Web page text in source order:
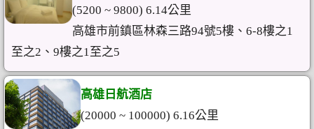
(5200 ~ 9800) 6.14公里
高雄市前鎮區林森三路94號5樓、6-8樓之1
至之2、9樓之1至之5
高雄日航酒店
(20000 ~ 100000) 6.16公里